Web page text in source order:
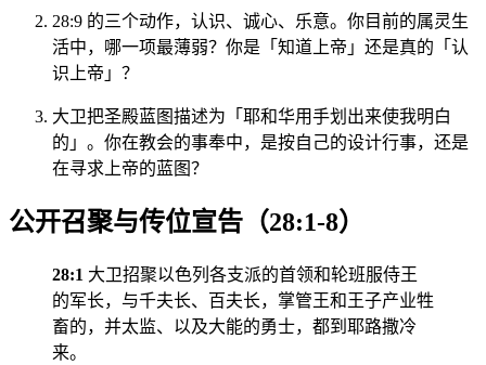
28:9 的三个动作，认识、诚心、乐意。你目前的属灵生
活中，哪一项最薄弱？你是「知道上帝」还是真的「认
识上帝」？
大卫把圣殿蓝图描述为「耶和华用手划出来使我明白
的」。你在教会的事奉中，是按自己的设计行事，还是
在寻求上帝的蓝图？
公开召聚与传位宣告（28:1-8）
28:1 大卫招聚以色列各支派的首领和轮班服侍王
的军长，与千夫长、百夫长，掌管王和王子产业牲
畜的，并太监、以及大能的勇士，都到耶路撒冷
来。